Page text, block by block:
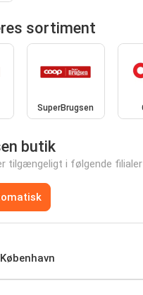
sortiment
SuperBrugsen
butik
tilgængeligt i følgende